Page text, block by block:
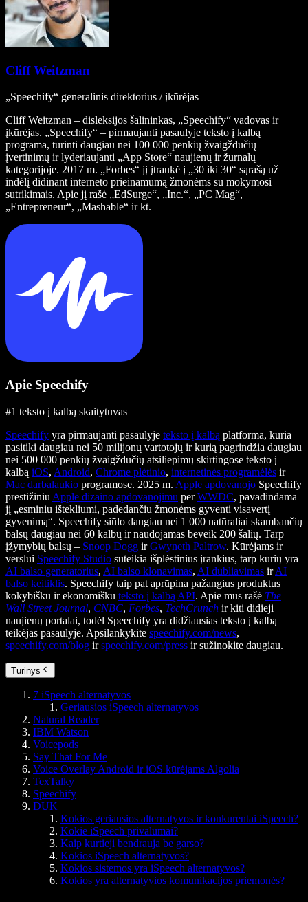
Cliff Weitzman
„Speechify“ generalinis direktorius / įkūrėjas
Cliff Weitzman – disleksijos šalininkas, „Speechify“ vadovas ir
įkūrėjas. „Speechify“ – pirmaujanti pasaulyje teksto į kalbą
programa, turinti daugiau nei 100 000 penkių žvaigždučių
įvertinimų ir lyderiaujanti „App Store“ naujienų ir žurnalų
kategorijoje. 2017 m. „Forbes“ jį įtraukė į „30 iki 30“ sąrašą už
indėlį didinant interneto prieinamumą žmonėms su mokymosi
sutrikimais. Apie jį rašė „EdSurge“, „Inc.“, „PC Mag“,
„Entrepreneur“, „Mashable“ ir kt.
Apie Speechify
#1 teksto į kalbą skaitytuvas
Speechify yra pirmaujanti pasaulyje teksto į kalbą platforma, kuria
pasitiki daugiau nei 50 milijonų vartotojų ir kurią pagrindžia daugiau
nei 500 000 penkių žvaigždučių atsiliepimų skirtingose teksto į
kalbą iOS, Android, Chrome plėtinio, internetinės programėlės ir
Mac darbalaukio programose. 2025 m. Apple apdovanojo Speechify
prestižiniu Apple dizaino apdovanojimu perWWDC, pavadindama
jį „esminiu ištekliumi, padedančiu žmonėms gyventi visavertį
gyvenimą“. Speechify siūlo daugiau nei 1 000 natūraliai skambančių
balsų daugiau nei 60 kalbų ir naudojamas beveik 200 šalių. Tarp
įžymybių balsų – Snoop Dogg irGwyneth Paltrow. Kūrėjams ir
verslui Speechify Studio suteikia išplėstinius įrankius, tarp kurių yra
AI balso generatorius, AI balso klonavimas, AI dubliavimas irAI
balso keitiklis. Speechify taip pat aprūpina pažangius produktus
kokybišku ir ekonomišku teksto į kalbą API. Apie mus rašė The
Wall Street Journal, CNBC, Forbes, TechCrunch ir kiti didieji
naujienų portalai, todėl Speechify yra didžiausias teksto į kalbą
teikėjas pasaulyje. Apsilankykite speechify.com/news,
speechify.com/blog irspeechify.com/press ir sužinokite daugiau.
Turinys
7 iSpeech alternatyvos
Geriausios iSpeech alternatyvos
Natural Reader
IBM Watson
Voicepods
Say That For Me
Voice Overlay Android ir iOS kūrėjams Algolia
TexTalky
Speechify
DUK
Kokios geriausios alternatyvos ir konkurentai iSpeech?
Kokie iSpeech privalumai?
Kaip kurtieji bendrauja be garso?
Kokios iSpeech alternatyvos?
Kokios sistemos yra iSpeech alternatyvos?
Kokios yra alternatyvios komunikacijos priemonės?